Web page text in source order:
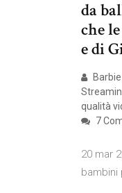
da
che
e di
qualità
7
20 mar
bambini